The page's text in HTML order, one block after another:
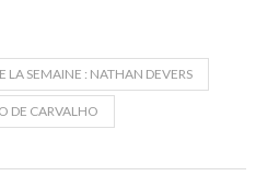
LA SEMAINE : NATHAN DEVERS
DE CARVALHO